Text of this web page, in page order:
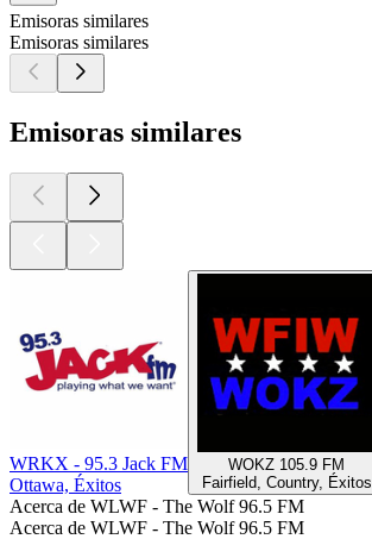
Emisoras similares
Emisoras similares
Emisoras similares
WRKX - 95.3 Jack FM
Ottawa, Éxitos
WOKZ 105.9 FM
Fairfield, Country, Éxitos
Acerca de WLWF - The Wolf 96.5 FM
Acerca de WLWF - The Wolf 96.5 FM